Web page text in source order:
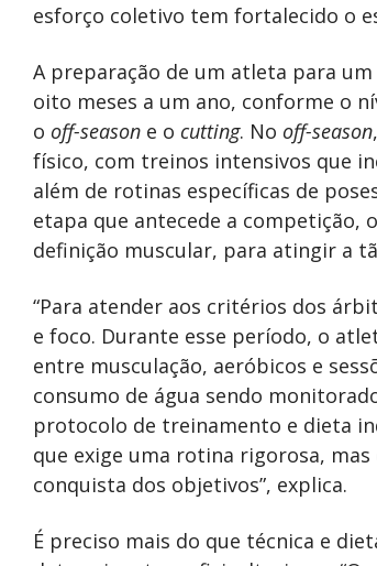
esforço coletivo tem fortalecido o
A preparação de um atleta para
oito meses a um ano, conforme o
o off-season e o cutting. No off-season
físico, com treinos intensivos que
além de rotinas específicas de
etapa que antecede a competição,
definição muscular, para atingir a
“Para atender aos critérios dos
e foco. Durante esse período, o
entre musculação, aeróbicos e
consumo de água sendo
protocolo de treinamento e dieta
que exige uma rotina rigorosa,
conquista dos objetivos”, explica.
É preciso mais do que técnica e